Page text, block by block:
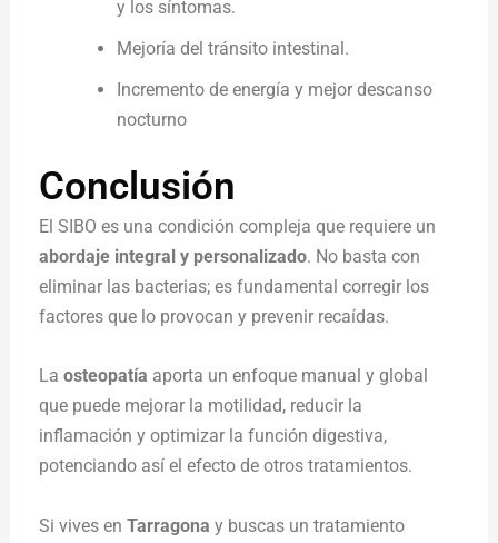
y los síntomas.
Mejoría del tránsito intestinal.
Incremento de energía y mejor descanso
nocturno
Conclusión
El SIBO es una condición compleja que requiere un
abordaje integral y personalizado. No basta con
eliminar las bacterias; es fundamental corregir los
factores que lo provocan y prevenir recaídas.
Laosteopatía aporta un enfoque manual y global
que puede mejorar la motilidad, reducir la
inflamación y optimizar la función digestiva,
potenciando así el efecto de otros tratamientos.
Si vives enTarragona y buscas un tratamiento